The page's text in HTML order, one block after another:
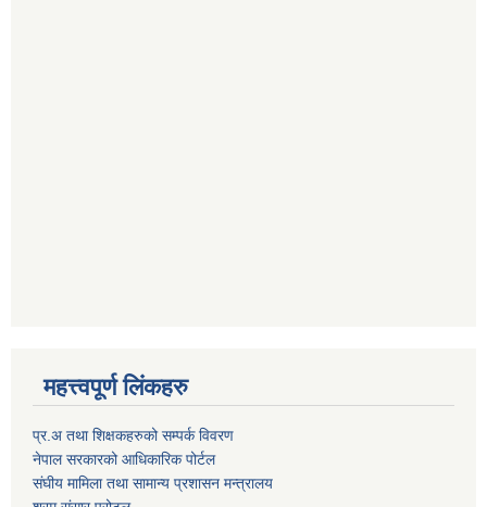
महत्त्वपूर्ण लिंकहरु
प्र.अ तथा शिक्षकहरुको सम्पर्क विवरण
नेपाल सरकारको आधिकारिक पोर्टल
संघीय मामिला तथा सामान्य प्रशासन मन्त्रालय